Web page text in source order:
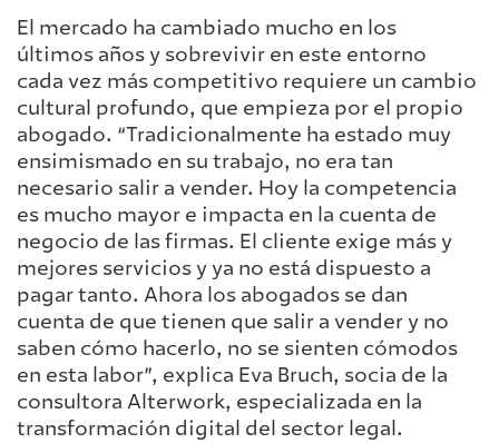
El mercado ha cambiado mucho en los
últimos años y sobrevivir en este entorno
cada vez más competitivo requiere un cambio
cultural profundo, que empieza por el propio
abogado. “Tradicionalmente ha estado muy
ensimismado en su trabajo, no era tan
necesario salir a vender. Hoy la competencia
es mucho mayor e impacta en la cuenta de
negocio de las firmas. El cliente exige más y
mejores servicios y ya no está dispuesto a
pagar tanto. Ahora los abogados se dan
cuenta de que tienen que salir a vender y no
saben cómo hacerlo, no se sienten cómodos
en esta labor”, explica Eva Bruch, socia de la
consultora Alterwork, especializada en la
transformación digital del sector legal.